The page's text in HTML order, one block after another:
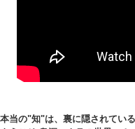
本当の"知"は、裏に隠されている